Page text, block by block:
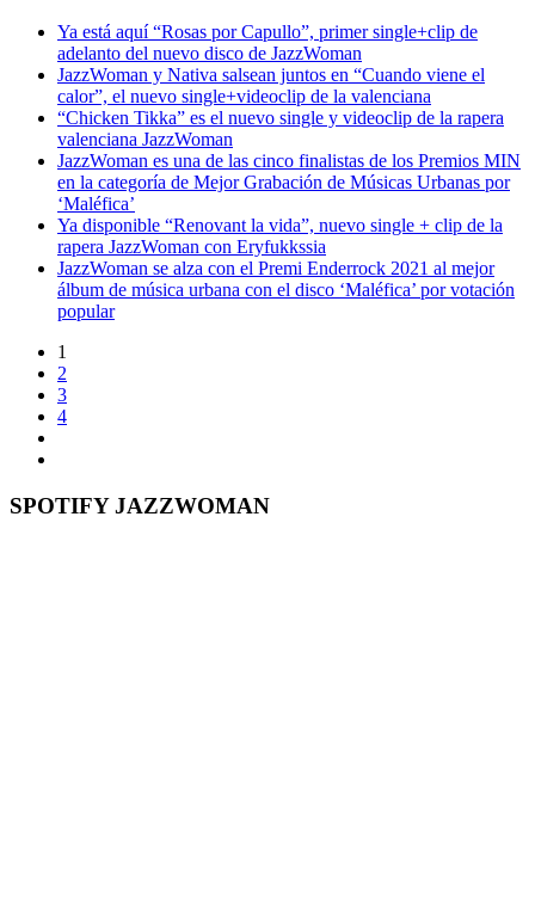
Ya está aquí “Rosas por Capullo”, primer single+clip de
adelanto del nuevo disco de JazzWoman
JazzWoman y Nativa salsean juntos en “Cuando viene el
calor”, el nuevo single+videoclip de la valenciana
“Chicken Tikka” es el nuevo single y videoclip de la rapera
valenciana JazzWoman
JazzWoman es una de las cinco finalistas de los Premios MIN
en la categoría de Mejor Grabación de Músicas Urbanas por
‘Maléfica’
Ya disponible “Renovant la vida”, nuevo single + clip de la
rapera JazzWoman con Eryfukkssia
JazzWoman se alza con el Premi Enderrock 2021 al mejor
álbum de música urbana con el disco ‘Maléfica’ por votación
popular
1
2
3
4
SPOTIFY JAZZWOMAN